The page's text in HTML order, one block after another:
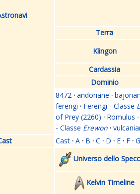
Terra
Klingon
Cardassia
Dominio
8472 · andoriane ·
ferengi · Ferengi - Classe
of Prey (2260) · Romulus
- Classe Erewon ·
Cast · A · B · C · D · E · F · G
Universo dello
Kelvin Timeline